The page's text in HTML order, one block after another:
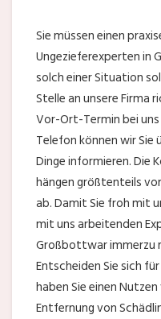
Sie müssen einen
Ungezieferexperten in
solch einer Situation
Stelle an unsere Firma
Vor-Ort-Termin bei
Telefon können wir
Dinge informieren. Die
hängen größtenteils
ab. Damit Sie froh mit
mit uns arbeitenden
Großbottwar immerzu
Entscheiden Sie sich
haben Sie einen
Entfernung von